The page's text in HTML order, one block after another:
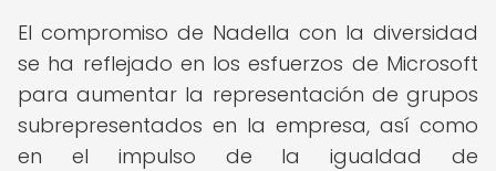
El compromiso de Nadella con la diversidad
se ha reflejado en los esfuerzos de Microsoft
para aumentar la representación de grupos
subrepresentados en la empresa, así como
en el impulso de la igualdad de